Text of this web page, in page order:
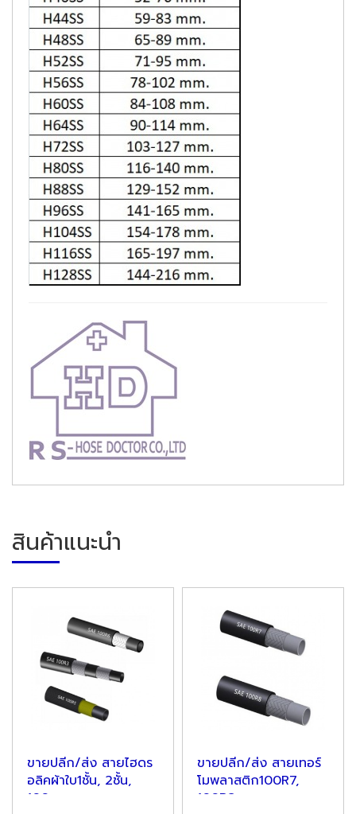
สินค้าแนะนำ
ขายปลีก/ส่ง สายไฮดร
อลิคผ้าใบ1ชั้น, 2ชั้น,
100...
ขายปลีก/ส่ง สายเทอร์
โมพลาสติก100R7,
100R8